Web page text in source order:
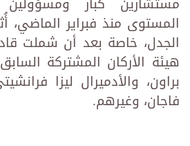
المستوى منذ فبراير الماضي،
الجدل، خاصة بعد أن شملت
هيئة الأركان المشتركة
براون، والأدميرال ليزا
فاجان، وغيرهم.